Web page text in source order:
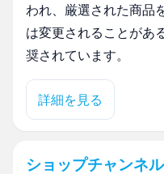
われ、厳選された商品
は変更されることがあ
奨されています。
詳細を見る
ショップチャンネ